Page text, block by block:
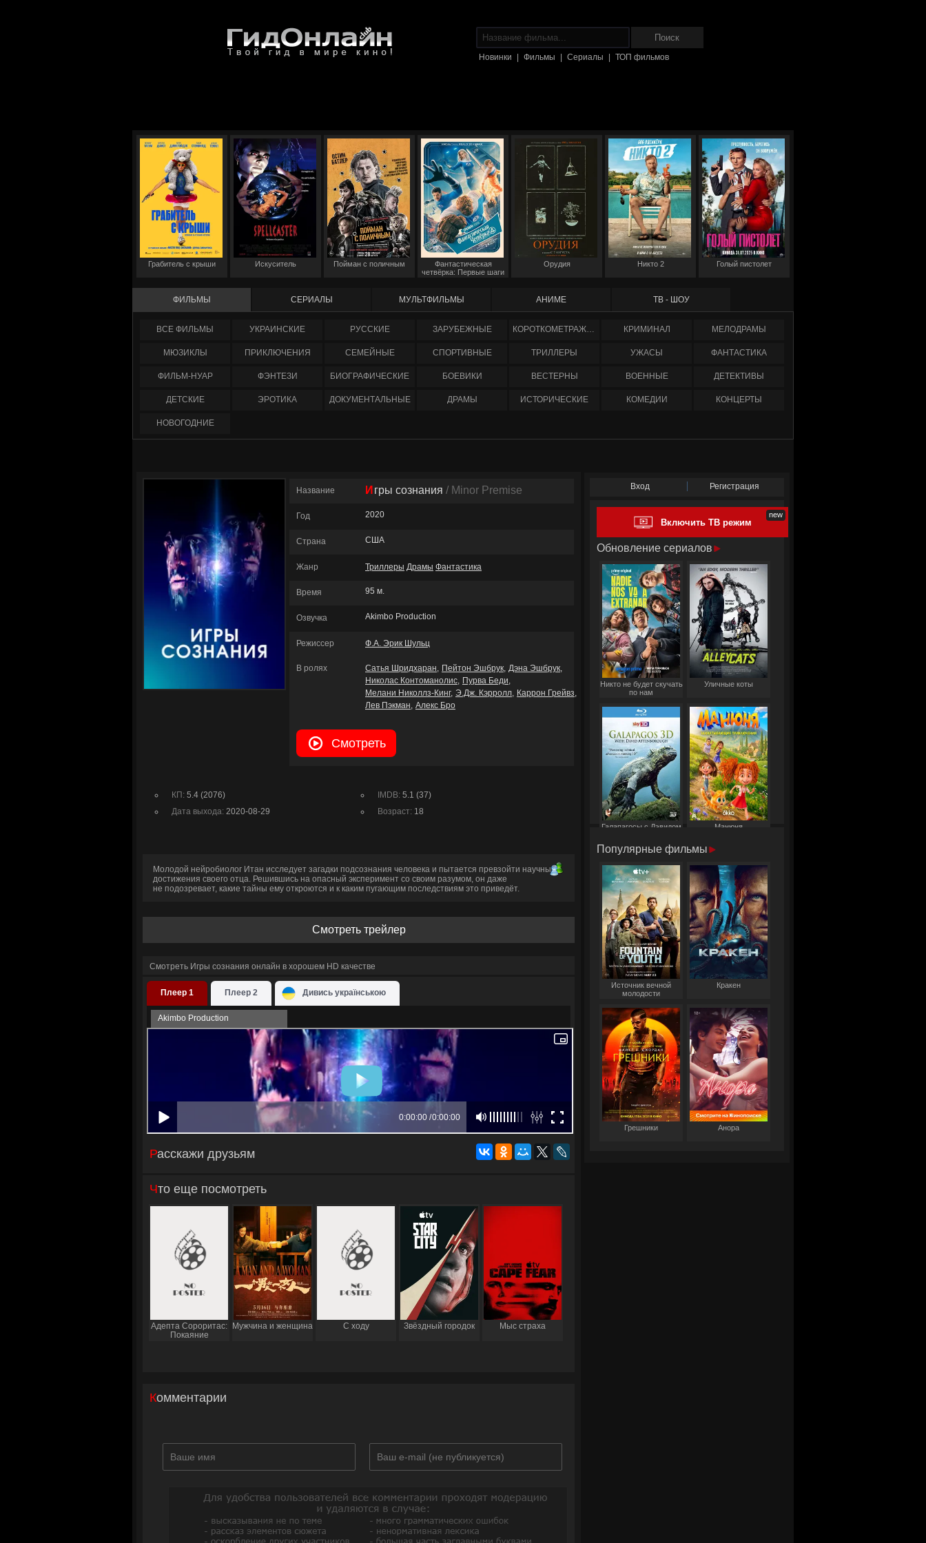
Новинки Фильмы Сериалы ТОП фильмов
Грабитель с крыши Искуситель Пойман с поличным
Фантастическая
четвёрка: Первые шаги
Орудия Никто 2 Голый пистолет
ФИЛЬМЫ СЕРИАЛЫ МУЛЬТФИЛЬМЫ АНИМЕ ТВ - ШОУ
ФИЛЬМЫ УКРАИНCКИЕ РУССКИЕ ЗАРУБЕЖНЫЕ КОРОТКОМЕТРАЖНЫЕ КРИМИНАЛ МЕЛОДРАМЫ
МЮЗИКЛЫ ПРИКЛЮЧЕНИЯ СЕМЕЙНЫЕ СПОРТИВНЫЕ ТРИЛЛЕРЫ УЖАСЫ ФАНТАСТИКА
ФИЛЬМ-НУАР ФЭНТЕЗИ БИОГРАФИЧЕСКИЕ БОЕВИКИ ВЕСТЕРНЫ ВОЕННЫЕ ДЕТЕКТИВЫ
ДЕТСКИЕ ЭРОТИКА ДОКУМЕНТАЛЬНЫЕ ДРАМЫ ИСТОРИЧЕСКИЕ КОМЕДИИ КОНЦЕРТЫ
НОВОГОДНИЕ
Название Игры сознания / Minor Premise
Год 2020
Страна США
Жанр Триллеры Драмы Фантастика
Время 95 м.
Озвучка Akimbo Production
Режиссер Ф.А. Эрик Шульц
В ролях Сатья Шридхаран Пейтон Эшбрук Дэна Эшбрук
Николас Контоманолис
Пурва Беди
Мелани Николлз-Кинг Э.Дж. Кэрролл
Каррон Грейвз
Лев Пэкман Алекс Бро
Смотреть
КП: 5.4 (2076) IMDB:5.1 (37)
Дата выхода: 2020-08-29 Возраст: 18
Молодой нейробиолог Итан исследует загадки подсознания человека и пытается превзойти научные
достижения своего отца. Решившись на опасный эксперимент со своим разумом, он даже
не подозревает, какие тайны ему откроются и к каким пугающим последствиям это приведёт.
Смотреть трейлер
Смотреть Игры сознания онлайн в хорошем HD качестве
Плеер 1 Плеер 2 Дивись українською
Akimbo Production
Расскажи друзьям
Что еще посмотреть
Адепта Сороритас:
Покаяние
Мужчина и женщина С ходу Звёздный городок Мыс страха
Комментарии
Вход Регистрация
Включить ТВ режим
Обновление сериалов
Никто не будет скучать
по нам
Уличные коты
Галапагосы с Дэвидом
Манюня
Популярные фильмы
Источник вечной
молодости
Кракен
Грешники Анора